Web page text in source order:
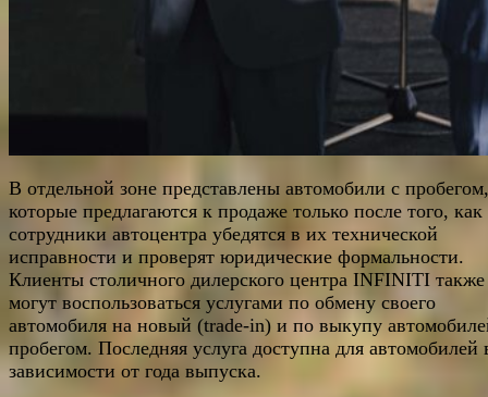
В отдельной зоне представлены автомобили с пробегом,
которые предлагаются к продаже только после того, как
сотрудники автоцентра убедятся в их технической
исправности и проверят юридические формальности.
Клиенты столичного дилерского центра INFINITI также
могут воспользоваться услугами по обмену своего
автомобиля на новый (trade-in) и по выкупу
пробегом. Последняя услуга доступна для автомобилей
зависимости от года выпуска.